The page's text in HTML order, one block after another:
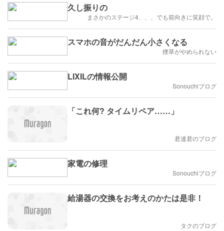
久し振りの
まさかのステージ4、、、でも前向きに笑顔で。
スマホの音がだんだん小さくなる
煙草がやめられない
LIXILの情報公開
Sonouchiブログ
「これ何? タイムリペア……」
君達君のブログ
家電の修理
Sonouchiブログ
給湯器の交換をお考えのかたは是非！
タクのブログ